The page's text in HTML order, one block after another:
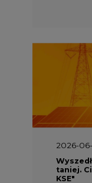
2026-
taniej.
KSE"